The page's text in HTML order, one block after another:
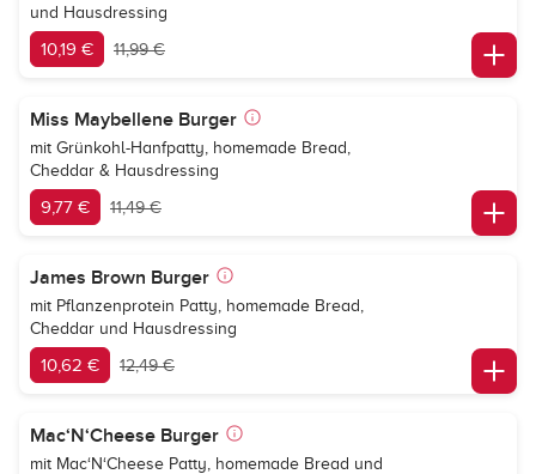
und Hausdressing
10,19 € 11,99 €
Miss Maybellene Burger
mit Grünkohl-Hanfpatty, homemade Bread,
Cheddar & Hausdressing
9,77 € 11,49 €
James Brown Burger
mit Pflanzenprotein Patty, homemade Bread,
Cheddar und Hausdressing
10,62 € 12,49 €
Mac‘N‘Cheese Burger
mit Mac‘N‘Cheese Patty, homemade Bread und